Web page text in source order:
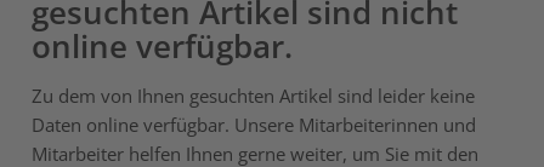
gesuchten Artikel sind nicht
online verfügbar.
Zu dem von Ihnen gesuchten Artikel sind leider keine
Daten online verfügbar. Unsere Mitarbeiterinnen und
Mitarbeiter helfen Ihnen gerne weiter, um Sie mit den